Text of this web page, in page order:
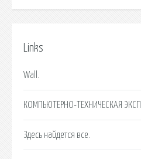
Links
Wall.
КОМПЬЮТЕРНО-ТЕХНИЧЕСКАЯ
Здесь найдется все.